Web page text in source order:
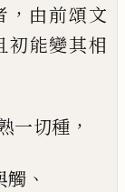
， 由前頌文
初能變其相
一切種 ，
觸 、